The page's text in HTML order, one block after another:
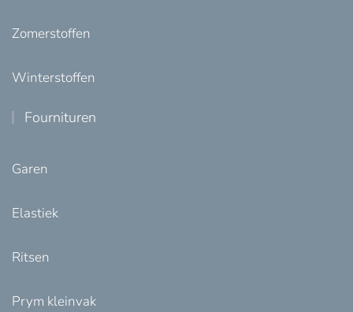
Zomerstoffen
Winterstoffen
Fournituren
Garen
Elastiek
Ritsen
Prym kleinvak